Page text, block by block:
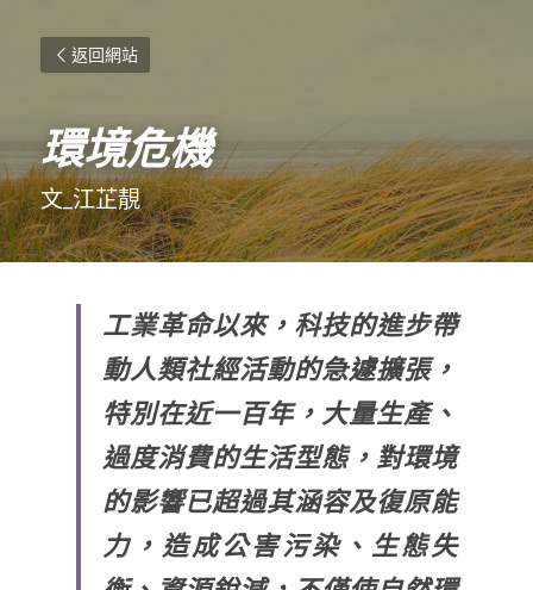
返回網站
環境危機
文_江芷靚
工業革命以來，科技的進步帶
動人類社經活動的急遽擴張，
特別在近一百年，大量生產、
過度消費的生活型態，對環境
的影響已超過其涵容及復原能
力，造成公害污染、生態失